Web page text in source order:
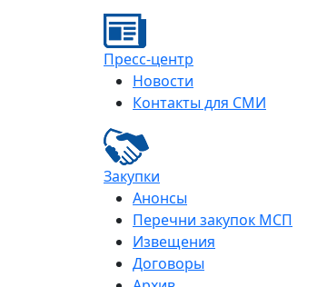
Пресс-центр
Новости
Контакты для СМИ
Закупки
Анонсы
Перечни закупок МСП
Извещения
Договоры